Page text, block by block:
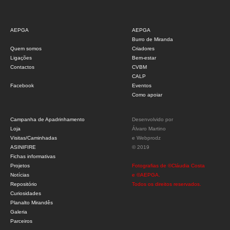
AEPGA
Quem somos
Ligações
Contactos
Facebook
AEPGA
Burro de Miranda
Criadores
Bem-estar
CVBM
CALP
Eventos
Como apoiar
Campanha de Apadrinhamento
Loja
Visitas/Caminhadas
ASINIFIRE
Fichas informativas
Projetos
Notícias
Repositório
Curiosidades
Planalto Mirandês
Galeria
Parceiros
Desenvolvido por
Álvaro Martino
e Webprodz
© 2019
Fotografias de ©Cláudia Costa
e ©AEPGA.
Todos os direitos reservados.